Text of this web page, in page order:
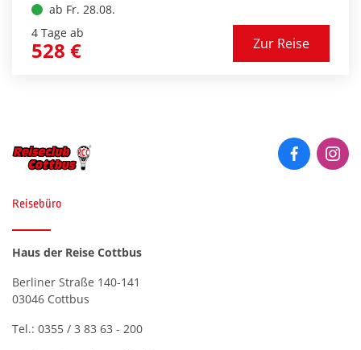
Höhepunkt dieser Reise ist das jähr­liche und
traditionsreiche Heideblütenfest in
Schneverdingen.
ab Fr. 28.08.
4 Tage ab
528 € Zur Reise
Reisebüro
Haus der Reise Cottbus
Berliner Straße 140-141
03046 Cottbus
Tel.: 0355 / 3 83 63 - 200